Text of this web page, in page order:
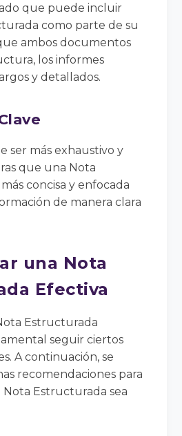
que puede incluir
como parte de su
ambos documentos
los informes
y detallados.
ser más exhaustivo y
que una Nota
concisa y enfocada
de manera clara
una Nota
Efectiva
Estructurada
seguir ciertos
A continuación, se
recomendaciones para
Estructurada sea